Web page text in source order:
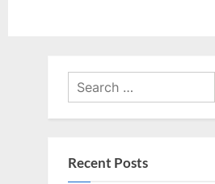
P
o
:
Search
for:
Recent Posts